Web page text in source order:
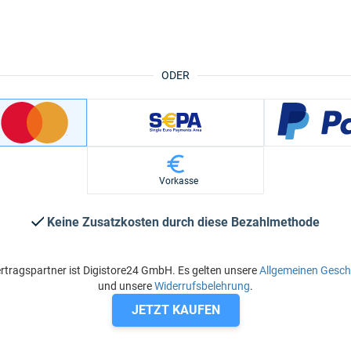
ODER
Vorkasse
Keine Zusatzkosten durch diese Bezahlmethode
ist Digistore24 GmbH. Es gelten unsereAllgemeinen
und unsereWiderrufsbelehrung.
JETZT KAUFEN